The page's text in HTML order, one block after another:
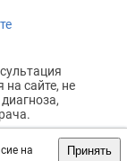
на
Принять
сайте, не